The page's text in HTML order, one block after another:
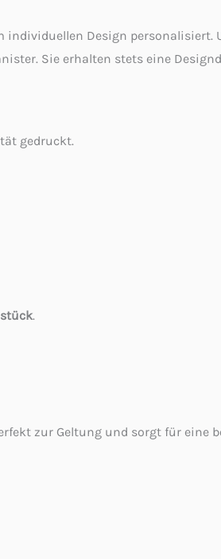
Design personalisiert.
Sie erhalten stets eine
gedruckt.
.
zur Geltung und sorgt für eine